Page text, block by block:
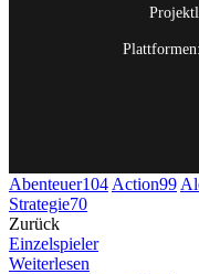
Abenteuer104 Action99
Strategie70
Zurück
Einzelspieler
Weiterlesen